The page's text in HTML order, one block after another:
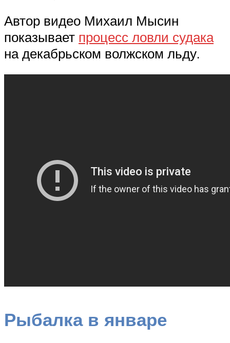
Автор видео Михаил Мысин
показывает процесс ловли судака
на декабрьском волжском льду.
Рыбалка в январе